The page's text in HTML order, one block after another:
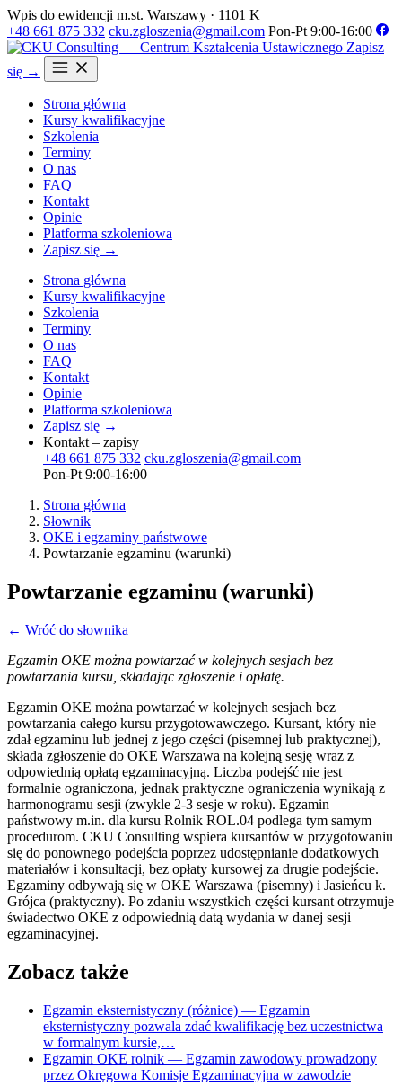
Wpis do ewidencji m.st. Warszawy · 1101 K
+48 661 875 332 cku.zgloszenia@gmail.com Pon-Pt 9:00-16:00
Zapisz
się →
Strona główna
Kursy kwalifikacyjne
Szkolenia
Terminy
O nas
FAQ
Kontakt
Opinie
Platforma szkoleniowa
Zapisz się →
Strona główna
Kursy kwalifikacyjne
Szkolenia
Terminy
O nas
FAQ
Kontakt
Opinie
Platforma szkoleniowa
Zapisz się →
Kontakt – zapisy
+48 661 875 332 cku.zgloszenia@gmail.com
Pon-Pt 9:00-16:00
Strona główna
Słownik
OKE i egzaminy państwowe
Powtarzanie egzaminu (warunki)
Powtarzanie egzaminu (warunki)
← Wróć do słownika
Egzamin OKE można powtarzać w kolejnych sesjach bez
powtarzania kursu, składając zgłoszenie i opłatę.
Egzamin OKE można powtarzać w kolejnych sesjach bez
powtarzania całego kursu przygotowawczego. Kursant, który nie
zdał egzaminu lub jednej z jego części (pisemnej lub praktycznej),
składa zgłoszenie do OKE Warszawa na kolejną sesję wraz z
odpowiednią opłatą egzaminacyjną. Liczba podejść nie jest
formalnie ograniczona, jednak praktyczne ograniczenia wynikają z
harmonogramu sesji (zwykle 2-3 sesje w roku). Egzamin
państwowy m.in. dla kursu Rolnik ROL.04 podlega tym samym
procedurom. CKU Consulting wspiera kursantów w przygotowaniu
się do ponownego podejścia poprzez udostępnianie dodatkowych
materiałów i konsultacji, bez opłaty kursowej za drugie podejście.
Egzaminy odbywają się w OKE Warszawa (pisemny) i Jasieńcu k.
Grójca (praktyczny). Po zdaniu wszystkich części kursant otrzymuje
świadectwo OKE z odpowiednią datą wydania w danej sesji
egzaminacyjnej.
Zobacz także
Egzamin eksternistyczny (różnice) — Egzamin
eksternistyczny pozwala zdać kwalifikację bez uczestnictwa
w formalnym kursie,…
Egzamin OKE rolnik — Egzamin zawodowy prowadzony
przez Okręgowa Komisje Egzaminacyjna w zawodzie